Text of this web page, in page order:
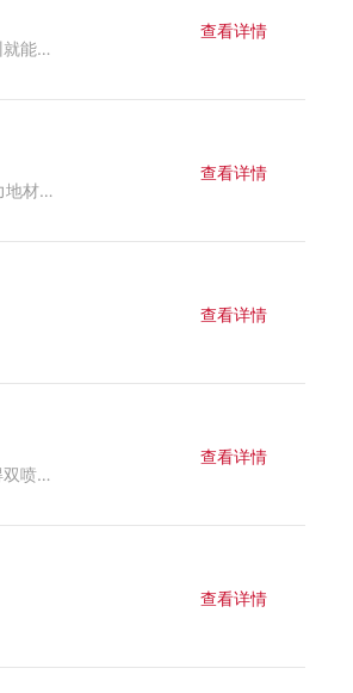
做木板材的老板看过来！ 工正水性上色机RS32SG，帮你解决改色的常见麻烦！​ ✅ 色域广颜色准，大部分颜色都能做​ ✅ 不用老师傅调色，普通员工培训就能上手，省人工！​ ✅ 按需打印，墨水不浪费，有效省材料！​ ✅ 数据可存储，补板加板都快，交活时间更短！​ ✅ 不同木皮可微调，批次色差不用怕！​ 欢迎各位老板来我们公司参观指导，现场看实机效果！
查看详情
2026DOMOTEXasia上海地材展开幕，工正携智能水性改色机、高速PVC地板膜打印机亮相H8.1 D20展位，现场提供设备演示、定制化生产方案，助力地材厂家降本增效。
查看详情
查看详情
贺：山西鹏飞广告，在原有工正设备基础上，产能再次成功升级！ 领衔打造山西最大彩白彩加工基地！ 工正5.2米单面双喷UV导带机省成本：单喷价得双喷质，白天不发暗、打灯更漂亮； 6排4色加白、新款T3200U32高清打印头、磁悬浮直线电机驱动、双托辊收送料、6风区独立控制，可实现5.2米直出不拼接，可多卷同印，效率翻倍，软膜、灯布、皮革等多介质稳印。喷印厂老板，想要同款机器的，联系我！
查看详情
查看详情